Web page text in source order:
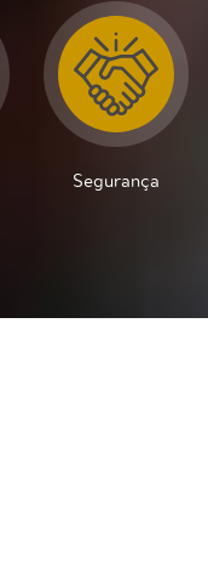
Segurança